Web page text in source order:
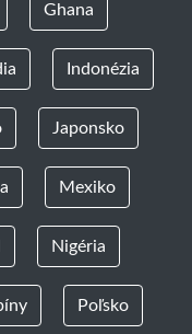
Ghana
Indonézia
Japonsko
Mexiko
Nigéria
Poľsko